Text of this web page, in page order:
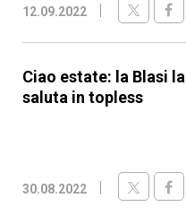
12.09.2022
Ciao estate: la Blasi la
saluta in topless
30.08.2022